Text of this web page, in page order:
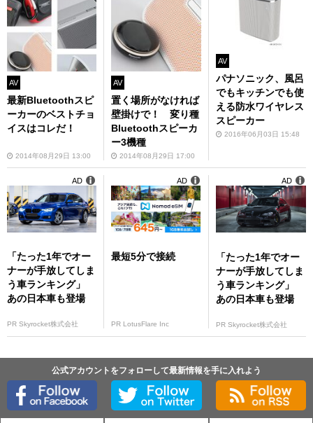
AV
最新Bluetoothスピ
ーカーのベストチョ
イスはコレだ！
2014年08月29日 13:00
AV
置く場所がなければ
壁掛けで！ 変り種
Bluetoothスピーカ
ー3機種
2014年08月29日 17:00
AV
パナソニック、風呂
でもキッチンでも使
える防水ワイヤレス
スピーカー
2016年06月03日 15:48
「たった1年でオー
ナーが手放してしま
う車ランキング」
あの日本車も登場
PR Skyrocket株式会社
AD
最短5分で接続
PR LotusFlare Inc
AD
「たった1年でオー
ナーが手放してしま
う車ランキング」
あの日本車も登場
PR Skyrocket株式会社
AD
公式アカウントをフォローして最新情報を手に入れよう